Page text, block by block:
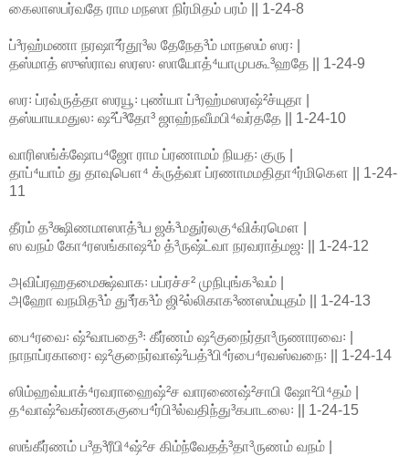
கைலாஸபர்வதே ராம மநஸா நிர்மிதம் பரம் || 1-24-8
ப்³ரஹ்மணா நரஷா²ர்தூ³ல தேநேத³ம் மாநஸம் ஸர꞉ |
தஸ்மாத் ஸுஸ்ராவ ஸரஸ꞉ ஸாயோத்⁴யாமுபகூ³ஹதே || 1-24-9
ஸர꞉ ப்ரவ்ருத்தா ஸரயூ꞉ புண்யா ப்³ரஹ்மஸரஷ்²ச்யுதா |
தஸ்யாயமதுல꞉ ஷ²ப்³தோ³ ஜாஹ்நவீமபி⁴வர்ததே || 1-24-10
வாரிஸங்க்ஷோப⁴ஜோ ராம ப்ரணாமம் நியத꞉ குரு |
தாப்⁴யாம் து தாவுபௌ⁴ க்ருத்வா ப்ரணாமமதிதா⁴ர்மிகௌ || 1-24-
11
தீரம் த³க்ஷிணமாஸாத்³ய ஜக்³மதுர்லகு⁴விக்ரமௌ |
ஸ வநம் கோ⁴ரஸங்காஷ²ம் த்³ருஷ்ட்வா நரவராத்மஜ꞉ || 1-24-12
அவிப்ரஹதமைக்ஷ்வாக꞉ பப்ரச்ச² முநிபுங்க³வம் |
அஹோ வநமித³ம் து³ர்க³ம் ஜி²ல்லிகாக³ணஸம்யுதம் || 1-24-13
பை⁴ரவை꞉ ஷ்²வாபதை³꞉ கீர்ணம் ஷ²குநைர்தா³ருணாரவை꞉ |
நாநாப்ரகாரை꞉ ஷ²குநைர்வாஷ்²யத்³பி⁴ர்பை⁴ரவஸ்வநை꞉ || 1-24-14
ஸிம்ஹவ்யாக்⁴ரவராஹைஷ்²ச வாரணைஷ்²சாபி ஷோ²பி⁴தம் |
த⁴வாஷ்²வகர்ணககுபை⁴ர்பி³ல்வதிந்து³கபாடலை꞉ || 1-24-15
ஸங்கீர்ணம் ப³த³ரீபி⁴ஷ்²ச கிம்ந்வேதத்³தா³ருணம் வநம் |